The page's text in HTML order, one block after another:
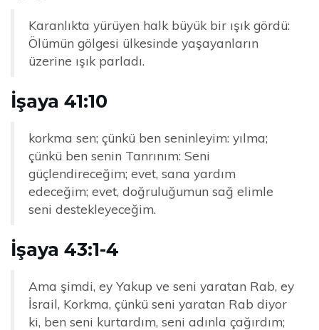
Karanlıkta yürüyen halk büyük bir ışık gördü:
Ölümün gölgesi ülkesinde yaşayanların
üzerine ışık parladı.
İşaya 41:10
korkma sen; çünkü ben seninleyim: yılma;
çünkü ben senin Tanrınım: Seni
güçlendireceğim; evet, sana yardım
edeceğim; evet, doğruluğumun sağ elimle
seni destekleyeceğim.
İşaya 43:1-4
Ama şimdi, ey Yakup ve seni yaratan Rab, ey
İsrail, Korkma, çünkü seni yaratan Rab diyor
ki, ben seni kurtardım, seni adınla çağırdım;